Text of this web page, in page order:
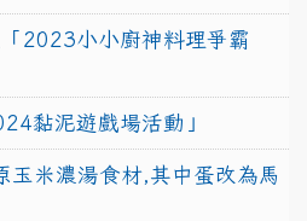
2023小小廚神料理爭霸
黏泥遊戲場活動」
米濃湯食材,其中蛋改為馬